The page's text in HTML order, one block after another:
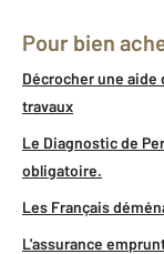
Pour bien
Décrocher une aide
travaux
Le Diagnostic de
obligatoire.
Les Français
L'assurance